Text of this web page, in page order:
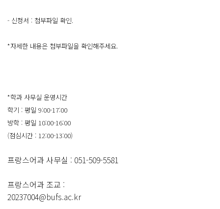
- 신청서 : 첨부파일 확인.
*자세한 내용은 첨부파일을 확인해주세요.
*학과 사무실 운영시간
학기 : 평일 9:00-17:00
방학 : 평일 10:00-16:00
(점심시간 : 12:00-13:00)
프랑스어과 사무실 : 051-509-5581
프랑스어과 조교 :
20237004@bufs.ac.kr